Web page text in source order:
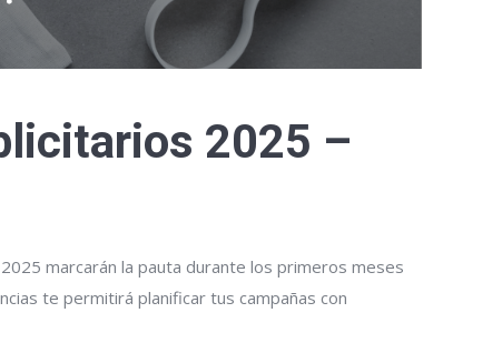
2025 –
marcarán la pauta durante los primeros meses
te permitirá planificar tus campañas con